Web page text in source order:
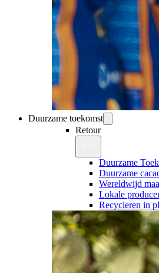
Duurzame toekomst
Retour
Duurzame
Duurzame
Wereldwijd
Lokale
Recycleren in